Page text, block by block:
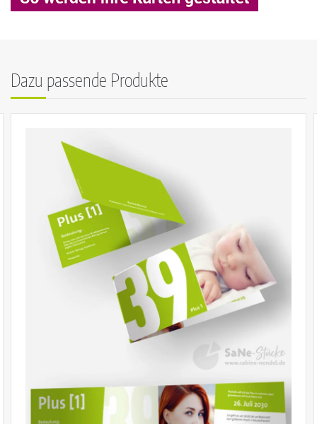
Dazu passende Produkte